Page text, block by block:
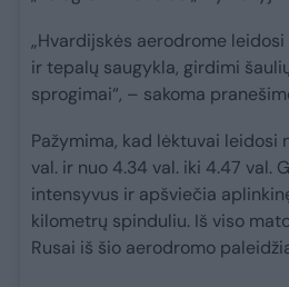
„Hvardijskės aerodrome
ir tepalų saugykla, girdimi
sprogimai“, – sakoma
Pažymima, kad lėktuvai leidosi
val. ir nuo 4.34 val. iki 4.47 val.
intensyvus ir apšviečia
kilometrų spinduliu. Iš viso
Rusai iš šio aerodromo